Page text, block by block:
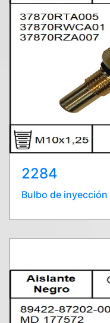
2284
Bulbo de inyección